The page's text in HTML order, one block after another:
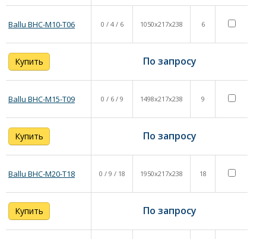
Ballu BHC-M10-T06 0 / 4 / 6 1050x217x238 6
Купить По запросу
Ballu BHC-M15-T09 0 / 6 / 9 1498x217x238 9
Купить По запросу
Ballu BHC-M20-T18 0 / 9 / 18 1950x217x238 18
Купить По запросу